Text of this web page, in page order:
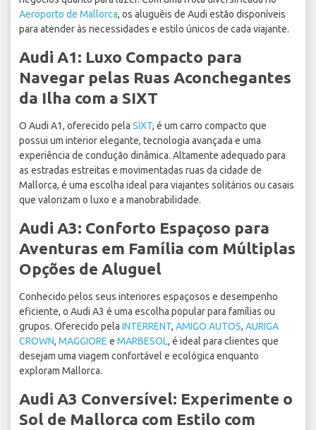
Aeroporto de Mallorca, os aluguéis de Audi estão disponíveis
para atender às necessidades e estilo únicos de cada viajante.
Audi A1: Luxo Compacto para
Navegar pelas Ruas Aconchegantes
da Ilha com a SIXT
O Audi A1, oferecido pela SIXT, é um carro compacto que
possui um interior elegante, tecnologia avançada e uma
experiência de condução dinâmica. Altamente adequado para
as estradas estreitas e movimentadas ruas da cidade de
Mallorca, é uma escolha ideal para viajantes solitários ou casais
que valorizam o luxo e a manobrabilidade.
Audi A3: Conforto Espaçoso para
Aventuras em Família com Múltiplas
Opções de Aluguel
Conhecido pelos seus interiores espaçosos e desempenho
eficiente, o Audi A3 é uma escolha popular para famílias ou
grupos. Oferecido pela INTERRENT, AMIGO AUTOS, AURIGA
CROWN, MAGGIORE e MARBESOL, é ideal para clientes que
desejam uma viagem confortável e ecológica enquanto
exploram Mallorca.
Audi A3 Conversível: Experimente o
Sol de Mallorca com Estilo com